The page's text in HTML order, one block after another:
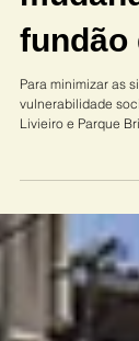
fundão
Para minimizar as
Livieiro e Parque